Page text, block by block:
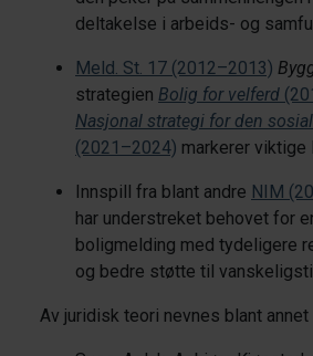
deltakelse i arbeids- og
Meld. St. 17 (2012–2013)
strategien Bolig for velferd
Nasjonal strategi for den
(2021–2024) markerer viktige
Innspill fra blant andre NIM
har understreket behovet for
boligmelding med tydeligere
og bedre støtte til
Av juridisk teori nevnes blant annet